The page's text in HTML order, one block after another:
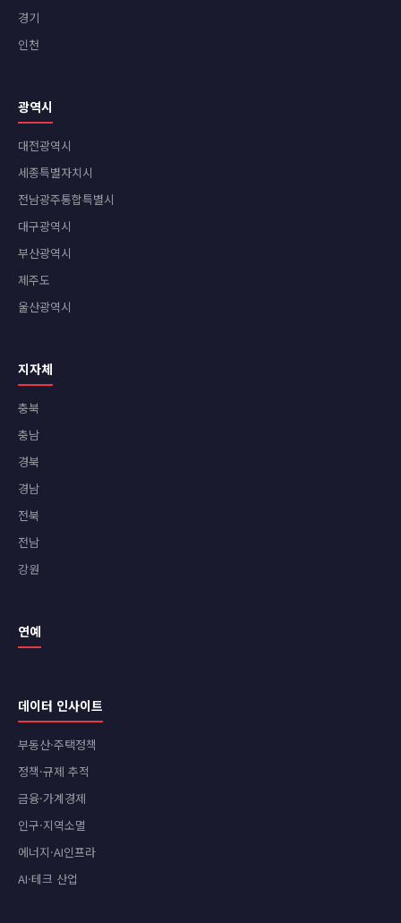
경기
인천
광역시
대전광역시
세종특별자치시
전남광주통합특별시
대구광역시
부산광역시
제주도
울산광역시
지자체
충북
충남
경북
경남
전북
전남
강원
연예
데이터 인사이트
부동산·주택정책
정책·규제 추적
금융·가계경제
인구·지역소멸
에너지·AI인프라
AI·테크 산업